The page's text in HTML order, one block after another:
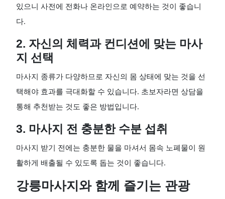
있으니 사전에 전화나 온라인으로 예약하는 것이 좋습니
다.
2. 자신의 체력과 컨디션에 맞는 마사
지 선택
마사지 종류가 다양하므로 자신의 몸 상태에 맞는 것을 선
택해야 효과를 극대화할 수 있습니다. 초보자라면 상담을
통해 추천받는 것도 좋은 방법입니다.
3. 마사지 전 충분한 수분 섭취
마사지 받기 전에는 충분한 물을 마셔서 몸속 노폐물이 원
활하게 배출될 수 있도록 돕는 것이 좋습니다.
강릉마사지와 함께 즐기는 관광